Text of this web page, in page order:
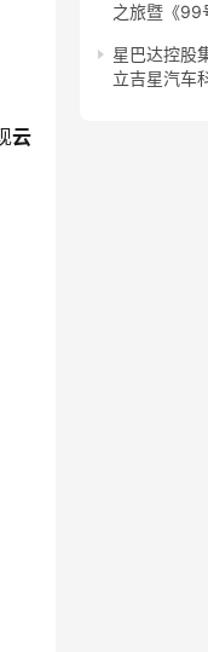
云
之旅暨《99
星巴达控股
立吉星汽车